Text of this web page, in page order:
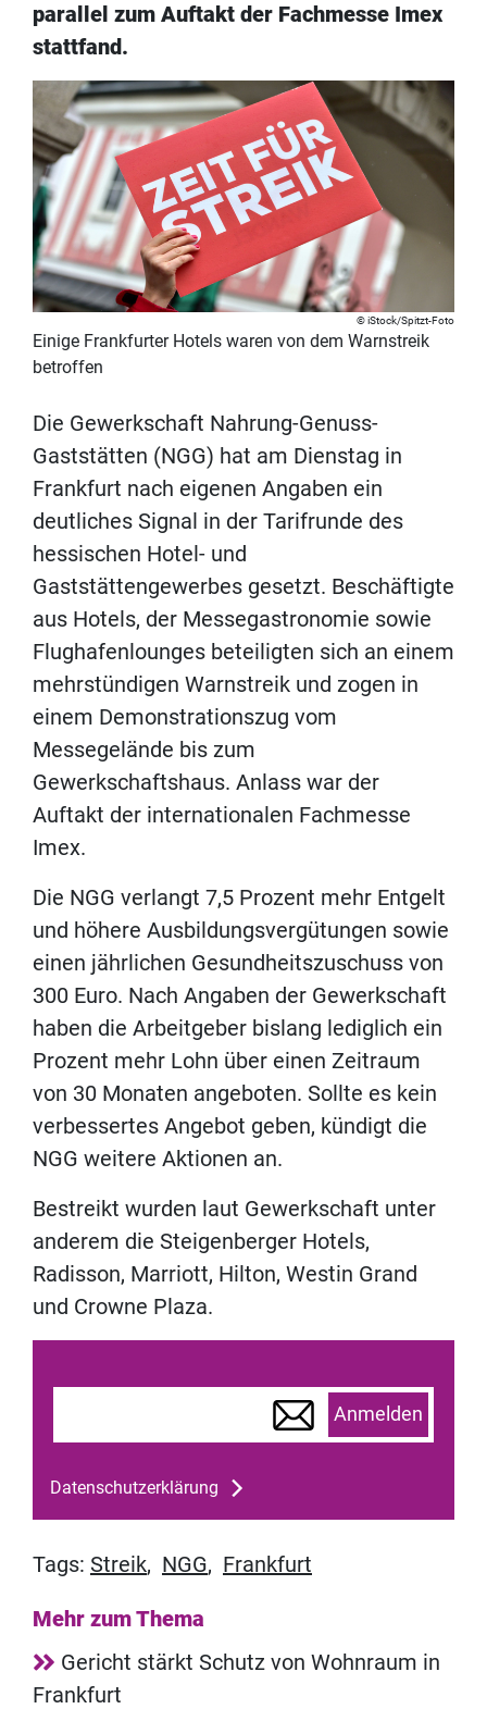
parallel zum Auftakt der Fachmesse Imex
stattfand.
iStock/Spitzt-Foto
Einige Frankfurter Hotels waren von dem Warnstreik
betroffen
Die Gewerkschaft Nahrung-Genuss-
Gaststätten (NGG) hat am Dienstag in
Frankfurt nach eigenen Angaben ein
deutliches Signal in der Tarifrunde des
hessischen Hotel- und
Gaststättengewerbes gesetzt. Beschäftigte
aus Hotels, der Messegastronomie sowie
Flughafenlounges beteiligten sich an einem
mehrstündigen Warnstreik und zogen in
einem Demonstrationszug vom
Messegelände bis zum
Gewerkschaftshaus. Anlass war der
Auftakt der internationalen Fachmesse
Imex.
Die NGG verlangt 7,5 Prozent mehr Entgelt
und höhere Ausbildungsvergütungen sowie
einen jährlichen Gesundheitszuschuss von
300 Euro. Nach Angaben der Gewerkschaft
haben die Arbeitgeber bislang lediglich ein
Prozent mehr Lohn über einen Zeitraum
von 30 Monaten angeboten. Sollte es kein
verbessertes Angebot geben, kündigt die
NGG weitere Aktionen an.
Bestreikt wurden laut Gewerkschaft unter
anderem die Steigenberger Hotels,
Radisson, Marriott, Hilton, Westin Grand
und Crowne Plaza.
Anmelden
Datenschutzerklärung
Tags: Streik, NGG, Frankfurt
Mehr zum Thema
Gericht stärkt Schutz von Wohnraum in
Frankfurt